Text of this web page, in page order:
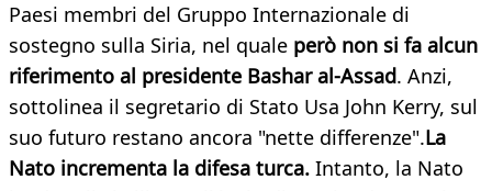
Paesi membri del Gruppo Internazionale di
sostegno sulla Siria, nel quale però non si fa alcun
riferimento al presidente Bashar al-Assad. Anzi,
sottolinea il segretario di Stato Usa John Kerry, sul
suo futuro restano ancora "nette differenze".La
Nato incrementa la difesa turca. Intanto, la Nato